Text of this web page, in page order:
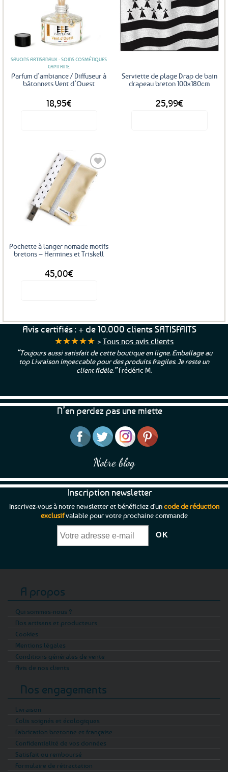
favoris
SAVONS ARTISANAUX - SOINS COSMÉTIQUES
CAPITAINE
Parfum d’ambiance / Diffuseur à
bâtonnets Vent d’Ouest
18,95€
Ajouter
aux
favoris
Serviette de plage Drap de bain
drapeau breton 100x180cm
25,99€
Ajouter
Pochette à langer nomade motifs
bretons – Hermines et Triskell
45,00€
Avis certifiés : + de 10.000 clients SATISFAITS
★★★★★ > Tous nos avis clients
“Toujours aussi satisfait de cette boutique en ligne. Emballage au
top Livraison impeccable pour des produits fragiles. Je reste un
client fidèle.”Frédéric M.
N’en perdez pas une miette
Notre blog
Inscription newsletter
Inscrivez-vous à notre newsletter et bénéficiez d'uncode de réduction
exclusifvalable pour votre prochaine commande
A propos
Qui sommes-nous ?
Nos artisans et producteurs
Cookies
Mentions légales
Conditions générales de vente
Avis de nos clients
Nos engagements
Livraison
Colis soignés et écologiques
Fabrication bretonne et française
Confidentialité de vos données
Satisfait ou remboursé
Formulaire de rétractation